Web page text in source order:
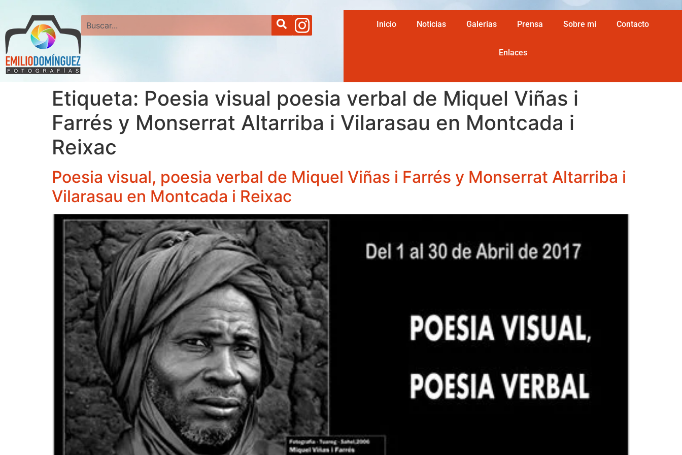
Search
Inicio Noticias Galerias Prensa Sobre mi Contacto
Enlaces
Etiqueta: Poesia visual poesia verbal de Miquel Viñas i
Farrés y Monserrat Altarriba i Vilarasau en Montcada i
Reixac
Poesia visual, poesia verbal de Miquel Viñas i Farrés y Monserrat Altarriba i
Vilarasau en Montcada i Reixac